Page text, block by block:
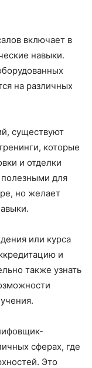
включает в
навыки.
на различных
существуют
которые
и отделки
для
но желает
или курса
и
также узнать
сферах, где
Это